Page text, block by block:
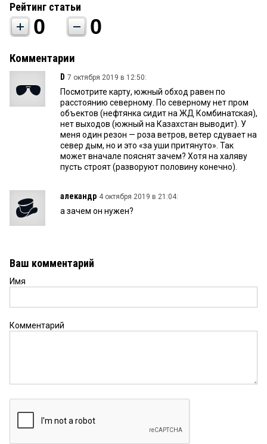
Рейтинг статьи
0 0
Комментарии
D 7 октября 2019 в 12:50:
Посмотрите карту, южный обход равен по
расстоянию северному. По северному нет пром
объектов (нефтянка сидит на ЖД Комбинатская),
нет выходов (южный на Казахстан выводит). У
меня один резон — роза ветров, ветер сдувает на
север дым, но и это «за уши притянуто». Так
может вначале пояснят зачем? Хотя на халяву
пусть строят (разворуют половину конечно).
алекандр 4 октября 2019 в 21:04:
а зачем он нужен?
Ваш комментарий
Имя
Комментарий